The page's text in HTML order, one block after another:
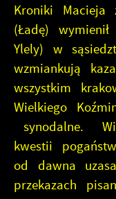
Kroniki Macieja
(Ładę)
Ylely) w
wzmiankują
wszystkim
Wielkiego
synodalne.
kwestii
od dawna
przekazach